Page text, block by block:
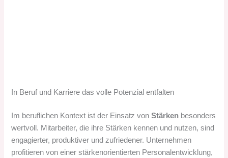
In Beruf und Karriere das volle Potenzial entfalten
Im beruflichen Kontext ist der Einsatz vonStärken besonders
wertvoll. Mitarbeiter, die ihre Stärken kennen und nutzen, sind
engagierter, produktiver und zufriedener. Unternehmen
profitieren von einer stärkenorientierten Personalentwicklung,